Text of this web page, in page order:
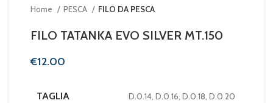
Home PESCA FILO DA PESCA
FILO TATANKA EVO SILVER MT.150
€
TAGLIA D.0.14, D.0.16, D.0.18, D.0.20